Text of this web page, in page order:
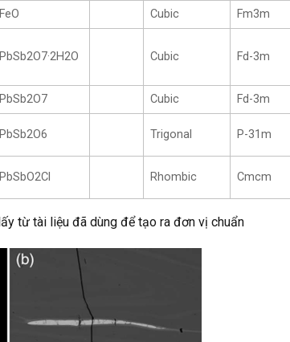
FeO Cubic Fm3m
PbSb2O7·2H2O Cubic Fd-3m
PbSb2O7 Cubic Fd-3m
PbSb2O6 Trigonal P-31m
PbSbO2Cl Rhombic Cmcm
từ tài liệu đã dùng để tạo ra đơn vị chuẩn